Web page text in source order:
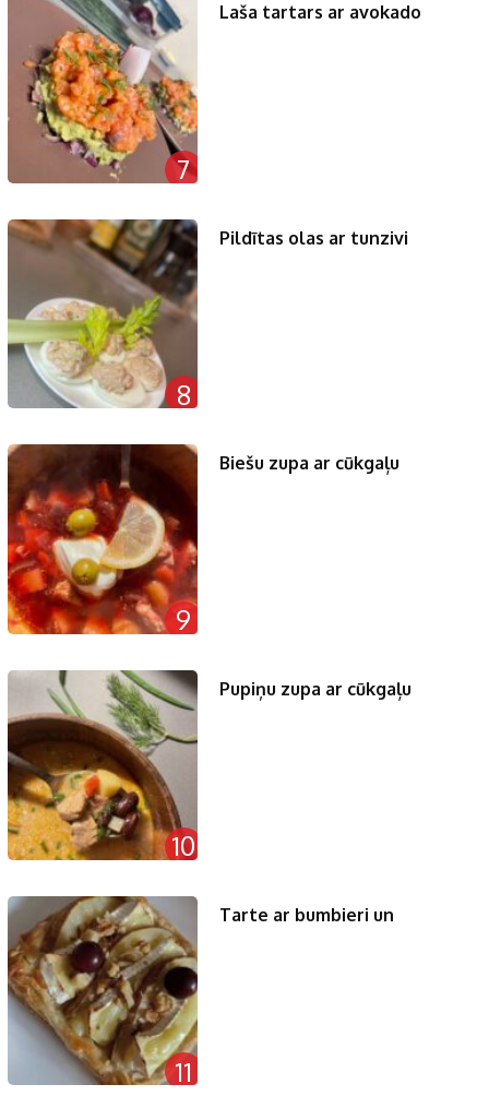
7
Laša tartars ar avokado
8
Pildītas olas ar tunzivi
9
Biešu zupa ar cūkgaļu
10
Pupiņu zupa ar cūkgaļu
11
Tarte ar bumbieri un